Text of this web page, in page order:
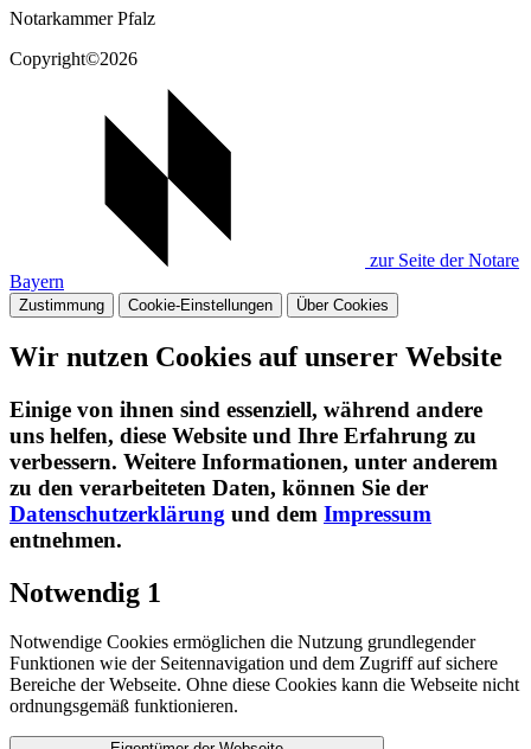
Notarkammer Pfalz
Copyright©2026
zur Seite der Notare
Bayern
Zustimmung Cookie-Einstellungen Über Cookies
Wir nutzen Cookies auf unserer Website
Einige von ihnen sind essenziell, während andere
uns helfen, diese Website und Ihre Erfahrung zu
verbessern. Weitere Informationen, unter anderem
zu den verarbeiteten Daten, können Sie der
Datenschutzerklärung und dem Impressum
entnehmen.​
Notwendig 1
Notwendige Cookies ermöglichen die Nutzung grundlegender
Funktionen wie der Seitennavigation und dem Zugriff auf sichere
Bereiche der Webseite. Ohne diese Cookies kann die Webseite nicht
ordnungsgemäß funktionieren.